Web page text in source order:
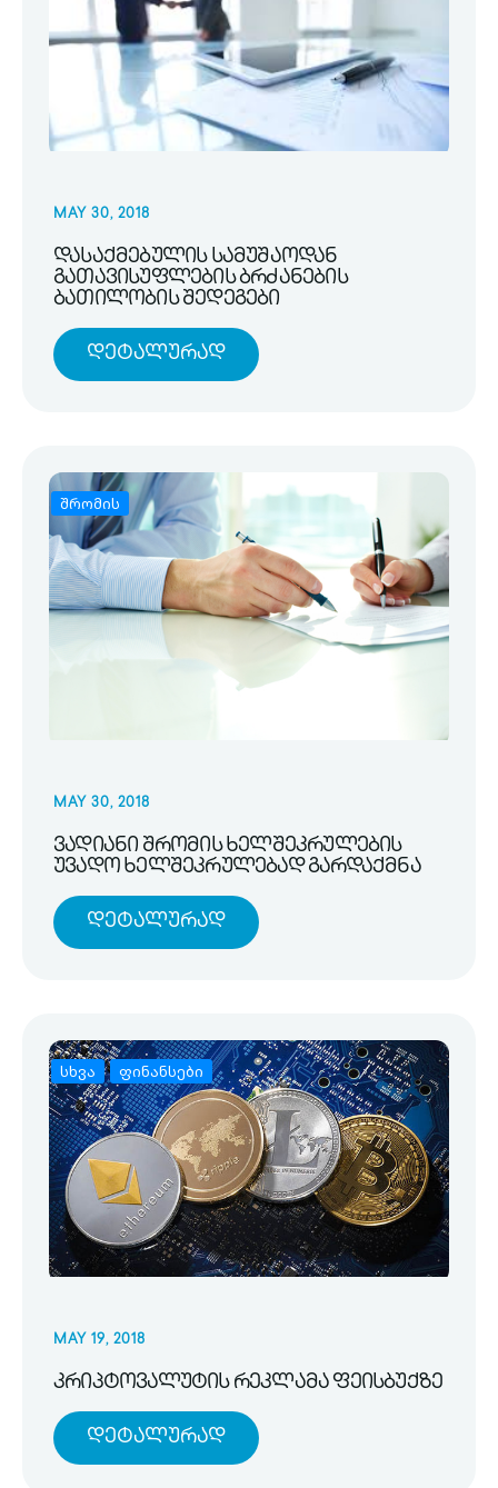
MAY 30, 2018
დასაქმებულის სამუშაოდან
გათავისუფლების ბრძანების
ბათილობის შედეგები
Დეტალურად
შრომის
MAY 30, 2018
ვადიანი შრომის ხელშეკრულების
უვადო ხელშეკრულებად გარდაქმნა
Დეტალურად
სხვა ფინანსები
MAY 19, 2018
კრიპტოვალუტის რეკლამა ფეისბუქზე
Დეტალურად